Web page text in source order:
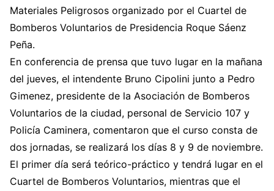
Materiales Peligrosos organizado por el Cuartel de
Bomberos Voluntarios de Presidencia Roque Sáenz
Peña.
En conferencia de prensa que tuvo lugar en la mañana
del jueves, el intendente Bruno Cipolini junto a Pedro
Gimenez, presidente de la Asociación de Bomberos
Voluntarios de la ciudad, personal de Servicio 107 y
Policía Caminera, comentaron que el curso consta de
dos jornadas, se realizará los días 8 y 9 de noviembre.
El primer día será teórico-práctico y tendrá lugar en el
Cuartel de Bomberos Voluntarios, mientras que el